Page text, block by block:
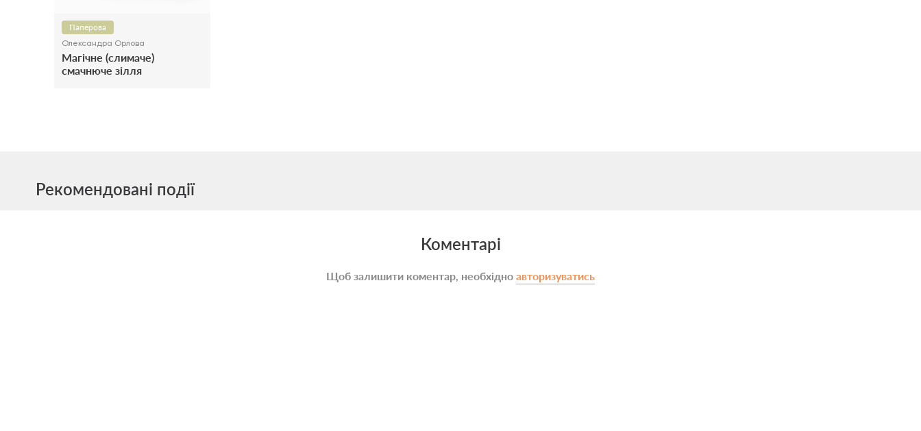
Паперова
Олександра Орлова
Магічне (слимаче)
смачнюче зілля
Рекомендовані події
Коментарі
Щоб залишити коментар, необхідно авторизуватись